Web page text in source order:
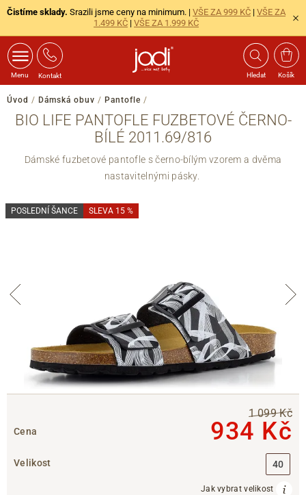
Čistíme sklady. Srazili jsme ceny na minimum. | VŠE ZA 999 KČ | VŠE ZA
1.499 KČ | VŠE ZA 1.999 KČ
Menu Kontakt Hledat Košík
Úvod / Dámská obuv / Pantofle /
BIO LIFE PANTOFLE FUZBETOVÉ ČERNO-
BÍLÉ 2011.69/816
Dámské fuzbetové pantofle s černo-bílým vzorem a dvěma
nastavitelnými pásky.
POSLEDNÍ ŠANCE SLEVA 15 %
Cena
1 099 Kč
934 Kč
Velikost 40
Jak vybrat velikost